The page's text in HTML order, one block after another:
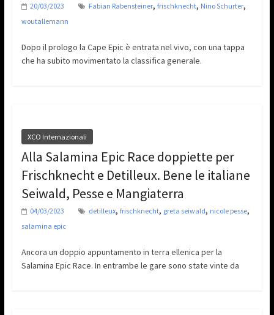
20/03/2023 Fabian Rabensteiner, frischknecht, Nino Schurter,
woutallemann
Dopo il prologo la Cape Epic è entrata nel vivo, con una tappa
che ha subito movimentato la classifica generale.
XCO Internazionali
Alla Salamina Epic Race doppiette per
Frischknecht e Detilleux. Bene le italiane
Seiwald, Pesse e Mangiaterra
04/03/2023 detilleux, frischknecht, greta seiwald, nicole pesse,
salamina epic
Ancora un doppio appuntamento in terra ellenica per la
Salamina Epic Race. In entrambe le gare sono state vinte da